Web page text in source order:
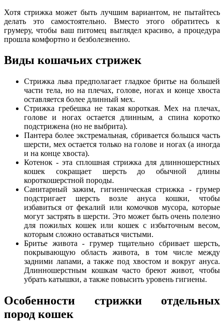
Хотя стрижка может быть лучшим вариантом, не пытайтесь
делать это самостоятельно. Вместо этого обратитесь к
грумеру, чтобы ваш питомец выглядел красиво, а процедура
прошла комфортно и безболезненно.
Виды кошачьих стрижек
Стрижка льва предполагает гладкое бритье на большей
части тела, но на плечах, голове, ногах и конце хвоста
оставляется более длинный мех.
Стрижка гребешка не такая короткая. Мех на плечах,
голове и ногах остается длинным, а спина коротко
подстрижена (но не выбрита).
Пантера более экстремальная, сбривается большся часть
шерсти, мех остается только на голове и ногах (а иногда
и на конце хвоста).
Котенок - эта сплошная стрижка для длинношерстных
кошек сокращает шерсть до обычной длины
короткошерстной породы.
Санитарный зажим, гигиеническая стрижка - грумер
подстригает шерсть возле ануса кошки, чтобы
избавиться от фекалий или комочков мусора, которые
могут застрять в шерсти. Это может быть очень полезно
для пожилых кошек или кошек с избыточным весом,
которым сложно оставаться чистыми.
Бритье живота - грумер тщательно сбривает шерсть,
покрывающую область живота, в том числе между
задними лапами, а также под хвостом и вокруг ануса.
Длинношерстным кошкам часто бреют живот, чтобы
убрать катышки, а также повысить уровень гигиены.
Особенности стрижки отдельных
пород кошек